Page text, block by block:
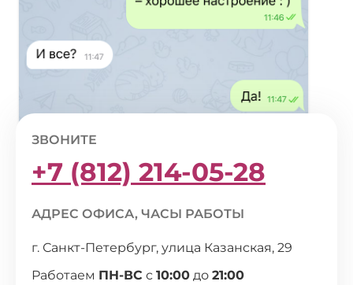
ЗВОНИТЕ
+7 (812) 214-05-28
АДРЕС ОФИСА, ЧАСЫ РАБОТЫ
г. Санкт-Петербург, улица Казанская, 29
Работаем ПН-ВС с 10:00 до 21:00